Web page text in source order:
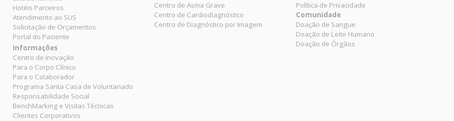
Hotéis Parceiros
Atendimento ao SUS
Solicitação de Orçamentos
Portal do Paciente
Informações
Centro de Inovação
Para o Corpo Clínico
Para o Colaborador
Programa Santa Casa de Voluntariado
Responsabilidade Social
BenchMarking e Visitas Técnicas
Clientes Corporativos
Centro de Asma Grave
Centro de Cardiodiagnóstico
Centro de Diagnóstico por Imagem
Política de Privacidade
Comunidade
Doação de Sangue
Doação de Leite Humano
Doação de Órgãos